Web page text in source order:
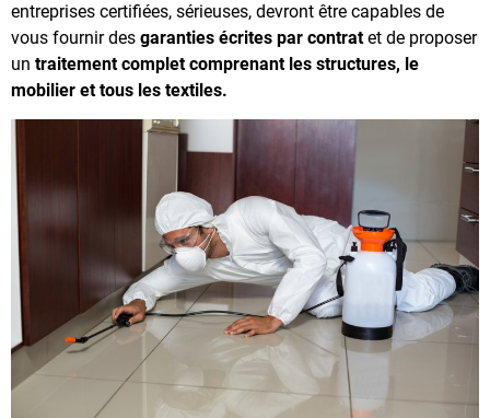
entreprises certifiées, sérieuses, devront être capables de
vous fournir des garanties écrites par contratet de proposer
un traitement complet comprenant les structures, le
mobilier et tous les textiles.